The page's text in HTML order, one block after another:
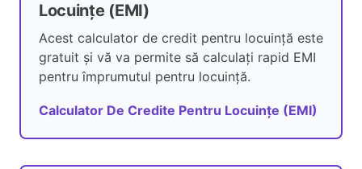
Locuințe (EMI)
Acest calculator de credit pentru locuință este
gratuit și vă va permite să calculați rapid EMI
pentru împrumutul pentru locuință.
Calculator De Credite Pentru Locuințe (EMI)